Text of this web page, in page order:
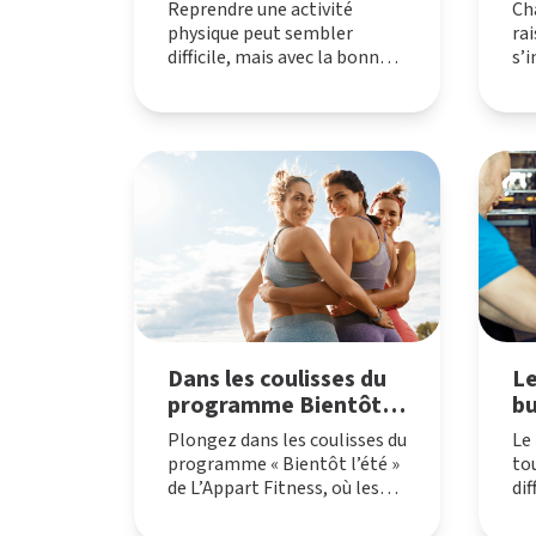
Reprendre une activité
physique peut sembler
difficile, mais avec la bonne
Dans les coulisses du
programme Bientôt
l’été !
Plongez dans les coulisses du
programme « Bientôt l’été »
de L’Appart Fitness, où les